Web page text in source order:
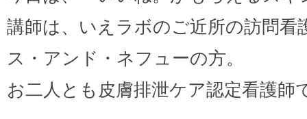
講師は、いえラボのご近所の訪問看
ス・アンド・ネフューの方。
お二人とも皮膚排泄ケア認定看護師